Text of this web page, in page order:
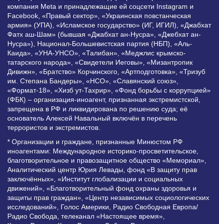
компания Meta и принадлежащие ей соцсети Instagram и
Facebook, «Правый сектор», «Украинская повстанческая
армия» (УПА), «Исламское государство» (ИГ, ИГИЛ), «Джабхат
Фатх аш-Шам» (бывшая «Джабхат ан-Нусра», «Джебхат ан-
Нусра»), Национал-Большевистская партия (НБП), «Аль-
Каида», «УНА-УНСО», «Талибан», «Меджлис крымско-
татарского народа», «Свидетели Иеговы», «Мизантропик
Дивижн», «Братство» Корчинского, «Артподготовка», «Тризуб
им. Степана Бандеры», «НСО», «Славянский союз»,
«Формат-18», «Хизб ут-Тахрир», «Фонд борьбы с коррупцией»
(ФБК) – организация-иноагент, признанная экстремистской,
запрещена в РФ и ликвидирована по решению суда; её
основатель Алексей Навальный включён в перечень
террористов и экстремистов.
* Организации и граждане, признанные Минюстом РФ
иноагентами: Международное историко-просветительское,
благотворительное и правозащитное общество «Мемориал»,
Аналитический центр Юрия Левады, фонд «В защиту прав
заключённых», «Институт глобализации и социальных
движений», «Благотворительный фонд охраны здоровья и
защиты прав граждан», «Центр независимых социологических
исследований», Голос Америки, Радио Свободная Европа/
Радио Свобода, телеканал «Настоящее время»,